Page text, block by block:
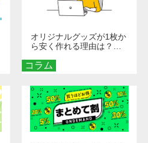
コラム
オリジナルグッズが1枚か
ら安く作れる理由は？オ
とメリットを解説